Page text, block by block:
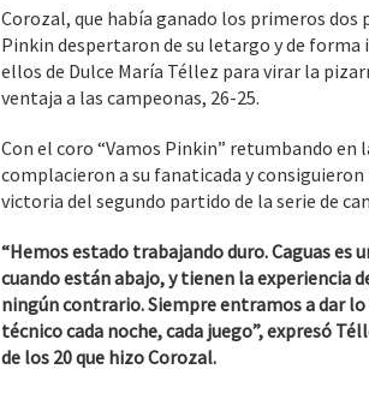
Corozal, que había ganado los primeros dos
Pinkin despertaron de su letargo y de
ellos de Dulce María Téllez para virar la
ventaja a las campeonas, 26-25.
Con el coro “Vamos Pinkin” retumbando en
complacieron a su fanaticada y
victoria del segundo partido de la serie de
“Hemos estado trabajando duro. Caguas
cuando están abajo, y tienen la experiencia
ningún contrario. Siempre entramos a dar
técnico cada noche, cada juego”, expresó
de los 20 que hizo Corozal.